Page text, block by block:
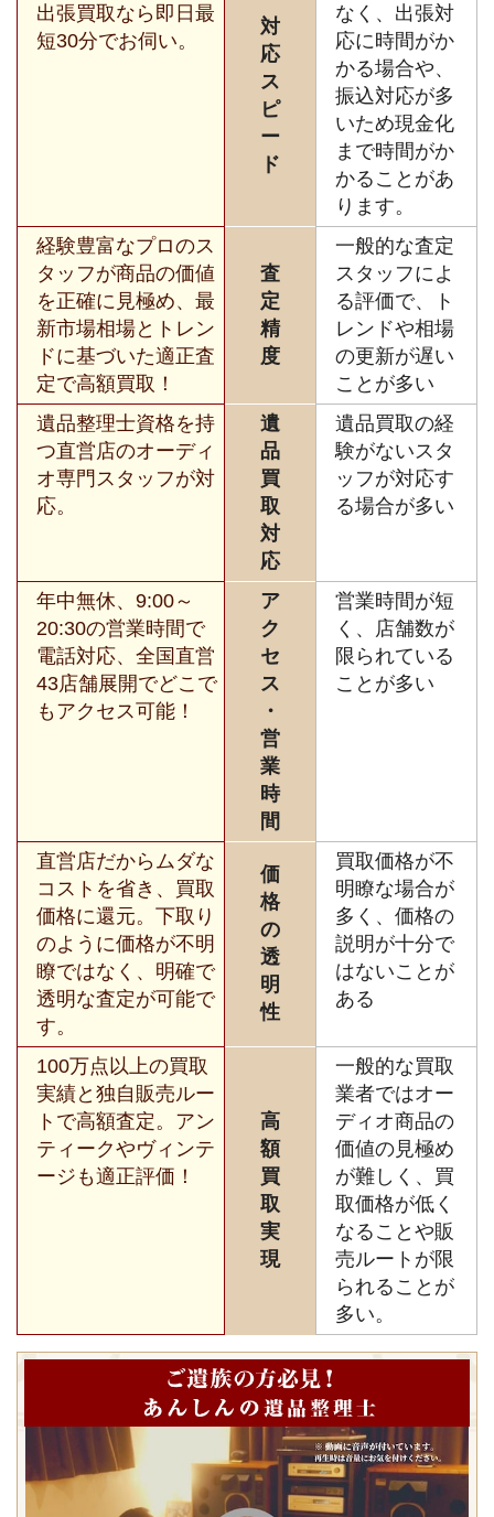
出張買取なら即日最
短30分でお伺い。
対
応
ス
ピ
ー
ド
なく、出張対
応に時間がか
かる場合や、
振込対応が多
いため現金化
まで時間がか
かることがあ
ります。
経験豊富なプロのス
タッフが商品の価値
を正確に見極め、最
新市場相場とトレン
ドに基づいた適正査
定で高額買取！
査
定
精
度
一般的な査定
スタッフによ
る評価で、ト
レンドや相場
の更新が遅い
ことが多い
遺品整理士資格を持
つ直営店のオーディ
オ専門スタッフが対
応。
遺
品
買
取
対
応
遺品買取の経
験がないスタ
ッフが対応す
る場合が多い
年中無休、9:00～
20:30の営業時間で
電話対応、全国直営
43店舗展開でどこで
もアクセス可能！
ア
ク
セ
ス
・
営
業
時
間
営業時間が短
く、店舗数が
限られている
ことが多い
直営店だからムダな
コストを省き、買取
価格に還元。下取り
のように価格が不明
瞭ではなく、明確で
透明な査定が可能で
す。
価
格
の
透
明
性
買取価格が不
明瞭な場合が
多く、価格の
説明が十分で
はないことが
ある
100万点以上の買取
実績と独自販売ルー
トで高額査定。アン
ティークやヴィンテ
ージも適正評価！
高
額
買
取
実
現
一般的な買取
業者ではオー
ディオ商品の
価値の見極め
が難しく、買
取価格が低く
なることや販
売ルートが限
られることが
多い。